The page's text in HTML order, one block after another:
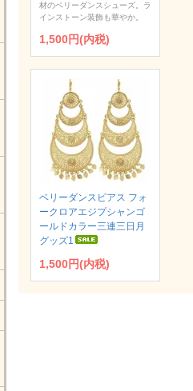
材のベリーダンスシューズ。ラ
インストーン装飾も華やか。
1,500円(内税)
ベリーダンスピアス フォ
ークロアエジプシャンゴ
ールドカラー三連三日月
グッズ1
1,500円(内税)